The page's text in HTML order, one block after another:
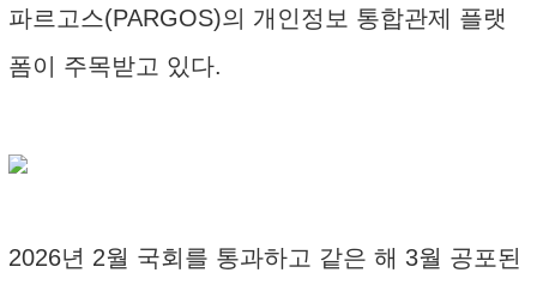
파르고스(PARGOS)의 개인정보 통합관제 플랫
폼이 주목받고 있다.
2026년 2월 국회를 통과하고 같은 해 3월 공포된